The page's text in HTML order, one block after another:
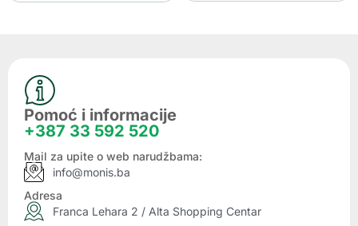
Pomoć i informacije
+387 33 592 520
Mail za upite o web narudžbama:
info@monis.ba
Adresa
Franca Lehara 2 / Alta Shopping Centar